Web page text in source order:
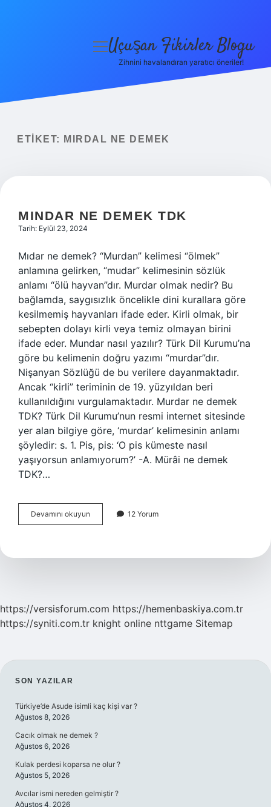
Yasal Uyarı
menüyü
Uçuşan Fikirler Blogu
Zihnini havalandıran yaratıcı öneriler!
ETIKET: MIRDAL NE DEMEK
MINDAR NE DEMEK TDK
Tarih: Eylül 23, 2024
Mıdar ne demek? “Murdan” kelimesi “ölmek”
anlamına gelirken, “mudar” kelimesinin sözlük
anlamı “ölü hayvan”dır. Murdar olmak nedir? Bu
bağlamda, saygısızlık öncelikle dini kurallara göre
kesilmemiş hayvanları ifade eder. Kirli olmak, bir
sebepten dolayı kirli veya temiz olmayan birini
ifade eder. Mundar nasıl yazılır? Türk Dil Kurumu’na
göre bu kelimenin doğru yazımı “murdar”dır.
Nişanyan Sözlüğü de bu verilere dayanmaktadır.
Ancak “kirli” teriminin de 19. yüzyıldan beri
kullanıldığını vurgulamaktadır. Murdar ne demek
TDK? Türk Dil Kurumu’nun resmi internet sitesinde
yer alan bilgiye göre, ‘murdar’ kelimesinin anlamı
şöyledir: s. 1. Pis, pis: ‘O pis kümeste nasıl
yaşıyorsun anlamıyorum?’ -A. Mürâi ne demek
TDK?…
Devamını okuyun
Ne
12 Yorum
https://versisforum.com https://hemenbaskiya.com.tr
https://syniti.com.tr knight online nttgame Sitemap
SIDEBAR
SON YAZILAR
Türkiye’de Asude isimli kaç kişi var ?
Ağustos 8, 2026
Cacık olmak ne demek ?
Ağustos 6, 2026
Kulak perdesi koparsa ne olur ?
Ağustos 5, 2026
Avcılar ismi nereden gelmiştir ?
Ağustos 4, 2026